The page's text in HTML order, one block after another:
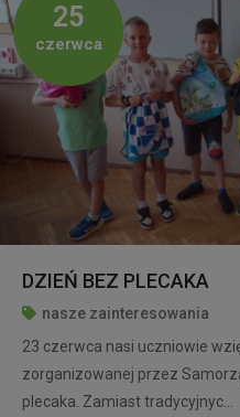
25
czerwca
DZIEŃ BEZ PLECAKA
nasze zainteresowania
23 czerwca nasi uczniowie
zorganizowanej przez
plecaka. Zamiast tradycyjnyc...